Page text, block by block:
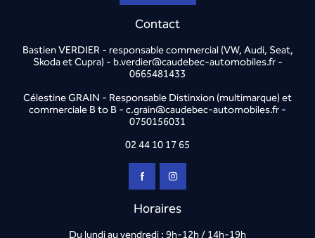
Contact
Bastien VERDIER - responsable commercial (VW, Audi, Seat,
Skoda et Cupra) - b.verdier@caudebec-automobiles.fr -
0665481433
Célestine GRAIN - Responsable Distinxion (multimarque) et
commerciale B to B - c.grain@caudebec-automobiles.fr -
0750156031
02 44 10 17 65
Horaires